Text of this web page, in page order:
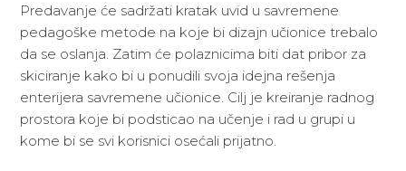
Predavanje će sadržati kratak uvid u savremene
pedagoške metode na koje bi dizajn učionice trebalo
da se oslanja. Zatim će polaznicima biti dat pribor za
skiciranje kako bi u ponudili svoja idejna rešenja
enterijera savremene učionice. Cilj je kreiranje radnog
prostora koje bi podsticao na učenje i rad u grupi u
kome bi se svi korisnici osećali prijatno.